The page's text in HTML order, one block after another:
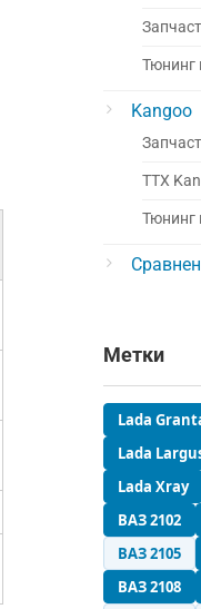
Тюнинг
Kangoo
ТТХ
Тюнинг
Метки
Lada
Lada
Lada Xray
ВАЗ 2102
ВАЗ 2105
ВАЗ 2108